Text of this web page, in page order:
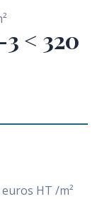
< 320
HT /m²